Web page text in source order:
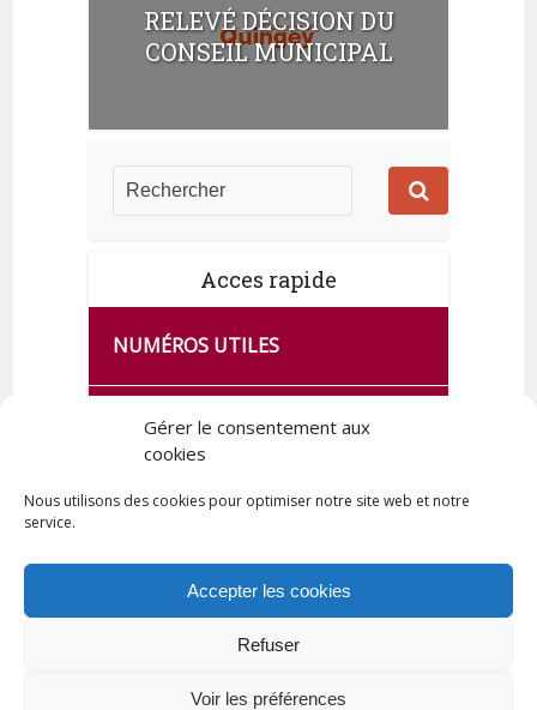
Gérer le consentement aux
cookies
Nous utilisons des cookies pour optimiser notre site web et notre
service.
Accepter les cookies
Refuser
Voir les préférences
RELEVÉ DÉCISION DU
CONSEIL MUNICIPAL
Acces rapide
NUMÉROS UTILES
CA SE PASSE À FRANCE SERVICES
DE QUINGEY
Tous droits réservés © 2023 Commune de Quingey / Création -